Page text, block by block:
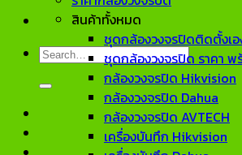
Search
สินค้าทั้งหมด
ชุดกล้องวงจรปิดติดตั้งเอ
ชุดกล้องวงจรปิด ราคา
กล้องวงจรปิด Hikvision
กล้องวงจรปิด Dahua
กล้องวงจรปิด AVTECH
เครื่องบันทึก Hikvision